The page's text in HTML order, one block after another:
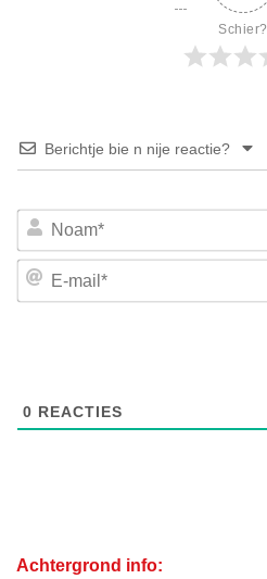
Schier?
Berichtje bie n nije reactie?
0 REACTIES
Achtergrond info: